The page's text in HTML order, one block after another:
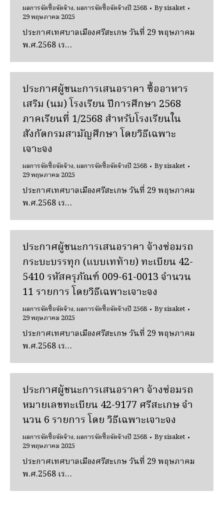
ผลการจัดซื้อจัดจ้าง,ผลการจัดซื้อจัดจ้างปี 2568 Bysisaket
29 พฤษภาคม 2025
ประกาศเทศบาลเมืองศรีสะเกษ วันที่ 29 พฤษภาคม
พ.ศ.2568 เร…
ประกาศผู้ชนะการเสนอราคา ซื้ออาหาร
เสริม (นม) โรงเรียน ปีการศึกษา 2568
ภาคเรียนที่ 1/2568 สําหรับโรงเรียนใน
สังกัดกรมสามัญศึกษา โดยวิธีเฉพาะ
เจาะจง
ผลการจัดซื้อจัดจ้าง,ผลการจัดซื้อจัดจ้างปี 2568 Bysisaket
29 พฤษภาคม 2025
ประกาศเทศบาลเมืองศรีสะเกษ วันที่ 29 พฤษภาคม
พ.ศ.2568 เร…
ประกาศผู้ชนะการเสนอราคา จ้างซ่อมรถ
กระบะบรรทุก (แบบเทท้าย) ทะเบียน 42-
5410 รหัสครุภัณฑ์ 009-61-0013 จํานวน
11 รายการ โดยวิธีเฉพาะเจาะจง
ผลการจัดซื้อจัดจ้าง,ผลการจัดซื้อจัดจ้างปี 2568 Bysisaket
29 พฤษภาคม 2025
ประกาศเทศบาลเมืองศรีสะเกษ วันที่ 29 พฤษภาคม
พ.ศ.2568 เร…
ประกาศผู้ชนะการเสนอราคา จ้างซ่อมรถ
หมายเลขทะเบียน 42-9177 ศรีสะเกษ จํา
นวน 6 รายการ โดย วิธีเฉพาะเจาะจง
ผลการจัดซื้อจัดจ้าง,ผลการจัดซื้อจัดจ้างปี 2568 Bysisaket
29 พฤษภาคม 2025
ประกาศเทศบาลเมืองศรีสะเกษ วันที่ 29 พฤษภาคม
พ.ศ.2568 เร…